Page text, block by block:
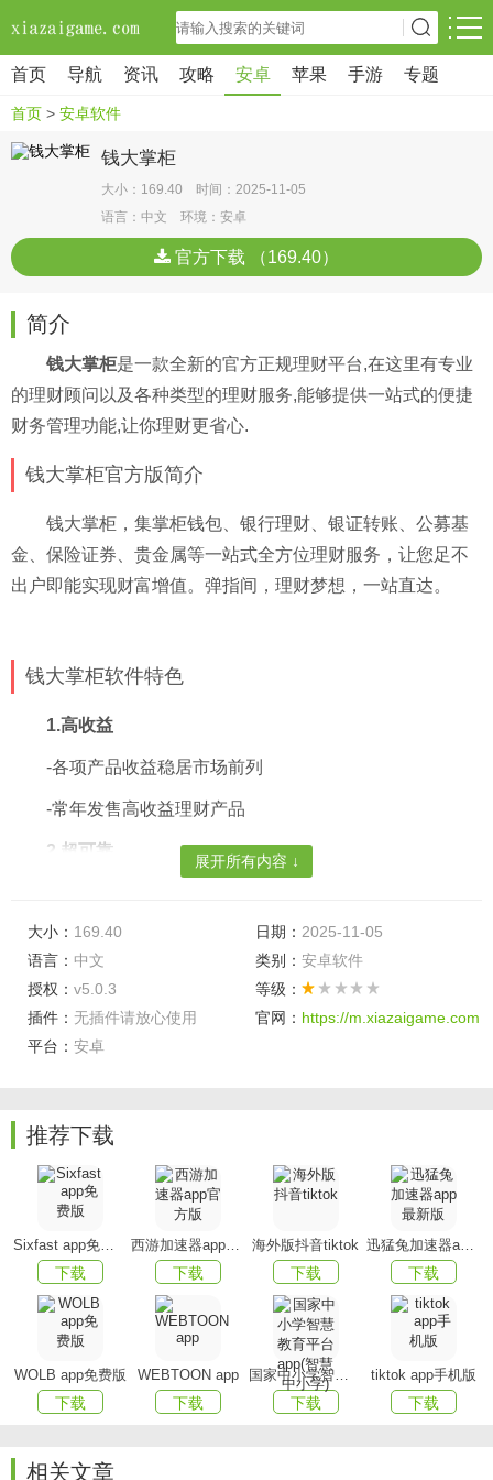
首页 导航 资讯 攻略 安卓 苹果 手游 专题
首页 > 安卓软件
钱大掌柜
大小：169.40 时间：2025-11-05
语言：中文 环境：安卓
官方下载 （169.40）
简介
钱大掌柜是一款全新的官方正规理财平台,在这里有专业
的理财顾问以及各种类型的理财服务,能够提供一站式的便捷
财务管理功能,让你理财更省心.
钱大掌柜官方版简介
钱大掌柜，集掌柜钱包、银行理财、银证转账、公募基
金、保险证券、贵金属等一站式全方位理财服务，让您足不
出户即能实现财富增值。弹指间，理财梦想，一站直达。
钱大掌柜软件特色
1.高收益
-各项产品收益稳居市场前列
-常年发售高收益理财产品
2.超可靠
-多种安全措施，短信口令、密码加密、操作超时保护等
-无需银行排队，提供方便快捷的在线业务签约
-支持一百多家银行卡/折通过线上支付购买平台产品
4.多选择
-掌柜钱包、银行理财、银证转账、基金、贵金属等品种
全覆盖
-不同类型、收益率、期限等产品供选择，满足不同投资
者需求
5.低门槛
-最低1分钱起存，转入金额无上限
-拥有业内最高赎回上限3000万
展开所有内容 ↓
大小： 169.40 日期： 2025-11-05
语言： 中文 类别： 安卓软件
授权： v5.0.3
等级：
插件： 无插件请放心使用 官网： https://m.xiazaigame.com
平台： 安卓
推荐下载
Sixfast app免费版
下载
西游加速器app官方版
下载
海外版抖音tiktok
下载
迅猛兔加速器app最新版
下载
WOLB app免费版
下载
WEBTOON app
下载
国家中小学智慧教育平台app(智慧中小学)
下载
tiktok app手机版
下载
相关文章